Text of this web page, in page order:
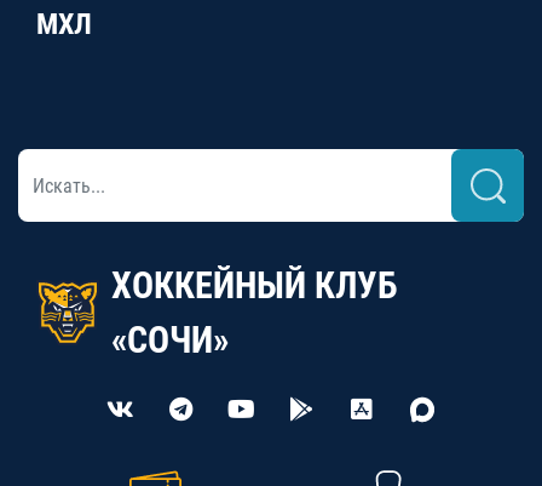
МХЛ
ХОККЕЙНЫЙ КЛУБ
«СОЧИ»